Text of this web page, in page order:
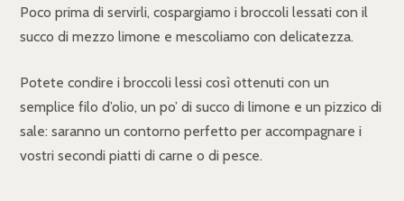
Poco prima di servirli, cospargiamo i broccoli lessati con il
succo di mezzo limone e mescoliamo con delicatezza.
Potete condire i broccoli lessi così ottenuti con un
semplice filo d’olio, un po’ di succo di limone e un pizzico di
sale: saranno un contorno perfetto per accompagnare i
vostri secondi piatti di carne o di pesce.